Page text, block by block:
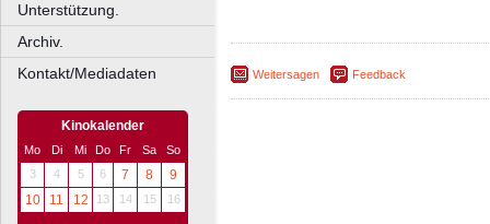
Unterstützung.
Archiv.
Kontakt/Mediadaten
Kinokalender
Mo Di Mi Do Fr Sa
So
3
4 5 6 7 8
9
10
11 12 13 14 15 16
Weitersagen Feedback